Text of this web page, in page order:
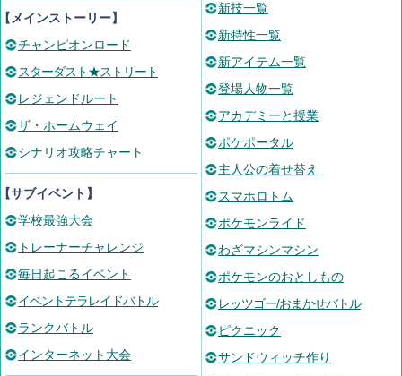
メインストーリー】
チャンピオンロード
スターダスト★ストリート
レジェンドルート
ザ・ホームウェイ
シナリオ攻略チャート
サブイベント】
学校最強大会
トレーナーチャレンジ
毎日起こるイベント
イベントテラレイドバトル
ランクバトル
インターネット大会
新技一覧
新特性一覧
新アイテム一覧
登場人物一覧
アカデミーと授業
ポケポータル
主人公の着せ替え
スマホロトム
ポケモンライド
わざマシンマシン
ポケモンのおとしもの
レッツゴー/おまかせバトル
ピクニック
サンドウィッチ作り